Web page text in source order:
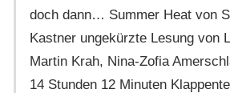
doch dann… Summer Heat von
Kastner ungekürzte Lesung von
Martin Krah, Nina-Zofia
14 Stunden 12 Minuten